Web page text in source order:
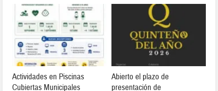
Actividades en Piscinas
Cubiertas Municipales
Abierto el plazo de
presentación de